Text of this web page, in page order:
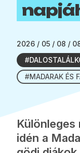
2026 / 05 / 08 /
#MADARAK ÉS
Különleges
idén a